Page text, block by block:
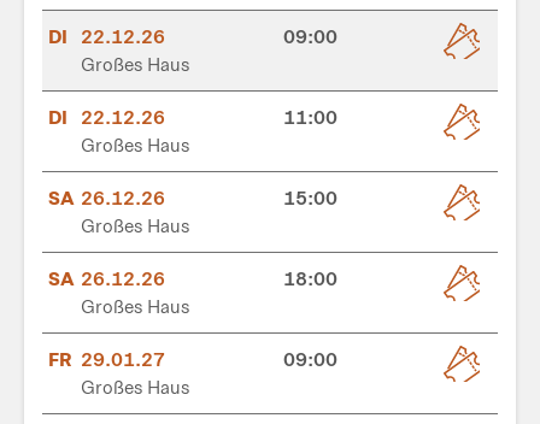
DI 22.12.26
09:00
Großes Haus
DI 22.12.26
11:00
Großes Haus
SA 26.12.26
15:00
Großes Haus
SA 26.12.26
18:00
Großes Haus
FR 29.01.27
09:00
Großes Haus